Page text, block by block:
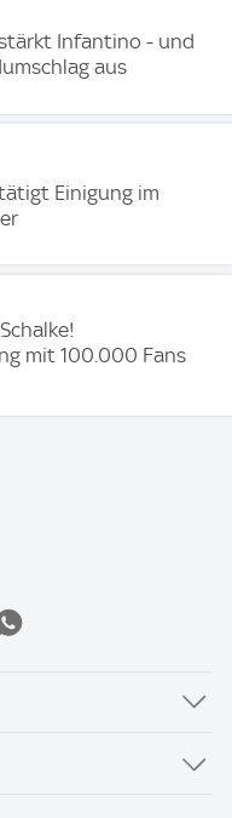
Infantino - und
aus
Einigung im
mit 100.000 Fans